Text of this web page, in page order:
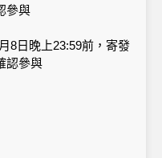
參與
8日晚上23:59前，寄發
認參與